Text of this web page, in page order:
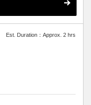
Est. Duration：Approx. 2 hrs